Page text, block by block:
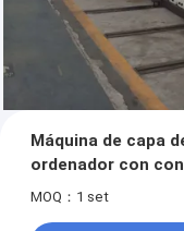
Máquina de capa
ordenador con
lazo cerrado
MOQ：1 set